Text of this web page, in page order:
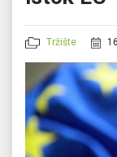
Tržište